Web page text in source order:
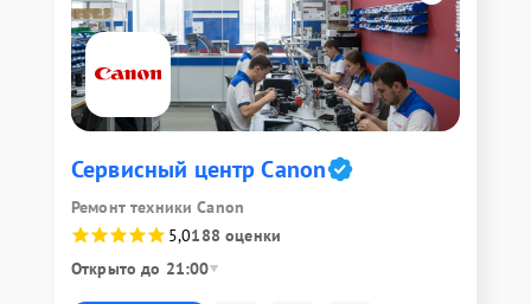
Сервисный центр Canon
Ремонт техники Canon
5,0188 оценки
Открыто до 21:00